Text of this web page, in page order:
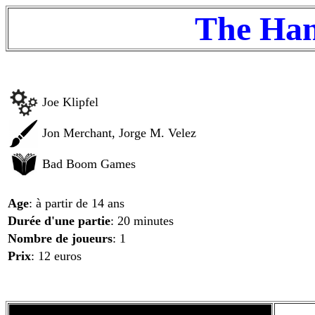
The
Joe Klipfel
Jon Merchant, Jorge M. Velez
Bad Boom Games
Age: à partir de 14 ans
Durée d'une partie: 20 minutes
Nombre de joueurs: 1
Prix: 12 euros